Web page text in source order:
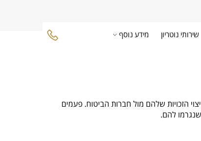
שירותי נוטריון מידע נוסף
הזכויות שלהם מול חברות הביטוח. פעמים
להם.